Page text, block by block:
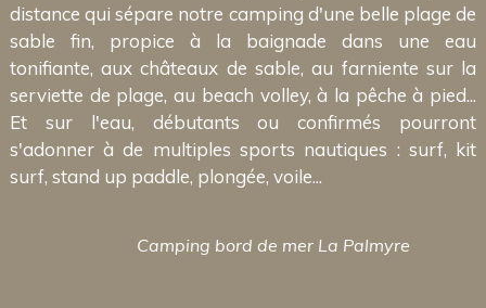
distance qui sépare notre camping d'une belle plage de
sable fin, propice à la baignade dans une eau
tonifiante, aux châteaux de sable, au farniente sur la
serviette de plage, au beach volley, à la pêche à pied...
Et sur l'eau, débutants ou confirmés pourront
s'adonner à de multiples sports nautiques : surf, kit
surf, stand up paddle, plongée, voile...
Camping bord de mer La Palmyre